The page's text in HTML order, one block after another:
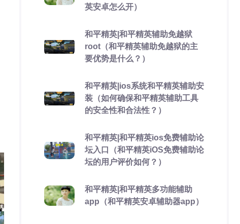
英安卓怎么开）
和平精英|和平精英辅助免越狱
root（和平精英辅助免越狱的主
要优势是什么？）
和平精英|ios系统和平精英辅助安
装（如何确保和平精英辅助工具
的安全性和合法性？）
和平精英|和平精英ios免费辅助论
坛入口（和平精英iOS免费辅助论
坛的用户评价如何？）
和平精英|和平精英多功能辅助
app（和平精英安卓辅助器app）